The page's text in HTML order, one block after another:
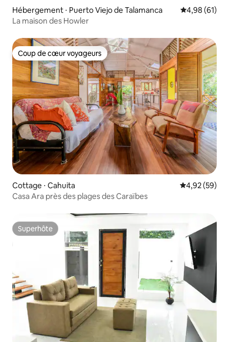
Hébergement ⋅ Puerto Viejo de Talamanca Évaluation
4,98 (61)
La maison des Howler
Coup de cœur voyageurs
Coup de cœur voyageurs
Cottage ⋅ Cahuita Évaluation
4,92 (59)
Casa Ara près des plages des Caraïbes
Superhôte
Superhôte